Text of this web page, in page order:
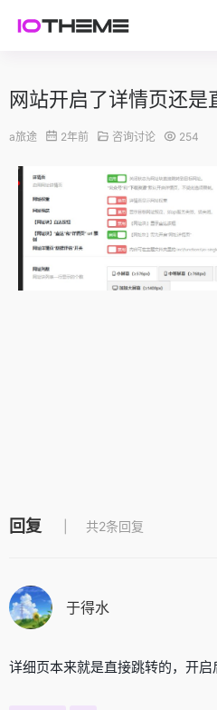
网站开启了详情页还是
a旅途 2年前 咨询讨论 254
回复 共2条回复
于得水
详细页本来就是直接跳转的，开